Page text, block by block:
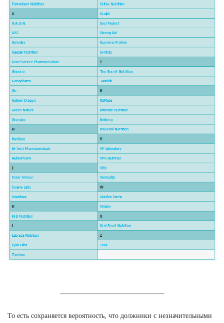
То есть сохраняется вероятность, что должники с незначительными